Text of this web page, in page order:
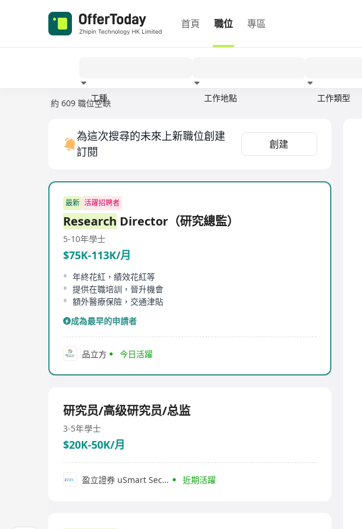
首頁 職位 專區
工種 工作地點 工作類型
約 609 職位空缺
為這次搜尋的未來上新職位創建
訂閱
創建
最新 活躍招聘者
Research Director（研究總監）
5-10年學士
$75K-113K/月
年終花紅，績效花紅等
提供在職培訓，晉升機會
額外醫療保險，交通津貼
成為最早的申請者
品立方 今日活躍
研究员/高级研究员/总监
3-5年學士
$20K-50K/月
盈立證券 uSmart Securities Limited 近期活躍